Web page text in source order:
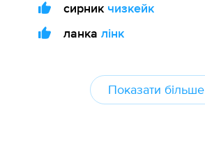
сирник чизкейк
ланка лінк
Показати більше